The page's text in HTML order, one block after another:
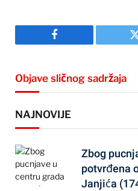
Facebook
Objave sličnog sadržaja
NAJNOVIJE
Zbog
potvrđena
Janjića